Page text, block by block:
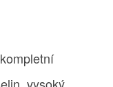
vysoký